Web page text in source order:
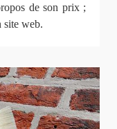
de son prix ;
site web.